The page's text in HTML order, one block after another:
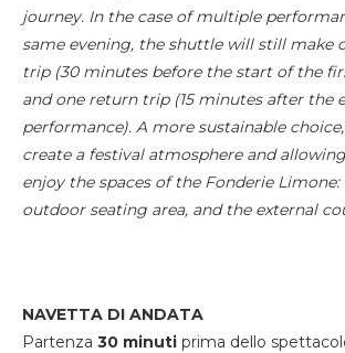
journey. In the case of multiple
same evening, the shuttle will still make
trip (30 minutes before the start of the
and one return trip (15 minutes after the
performance). A more sustainable
create a festival atmosphere and
enjoy the spaces of the Fonderie
outdoor seating area, and the external
NAVETTA DI ANDATA
Partenza 30 minuti prima dello